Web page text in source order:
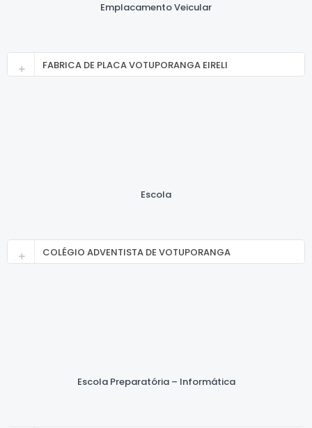
Emplacamento Veicular
FABRICA DE PLACA VOTUPORANGA EIRELI
Escola
COLÉGIO ADVENTISTA DE VOTUPORANGA
Escola Preparatória – Informática